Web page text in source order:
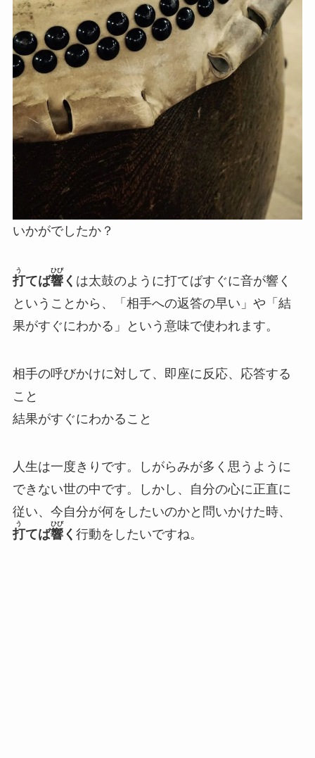
いかがでしたか？
打
う
てば響
ひび
く は太鼓のように打てばすぐに音が響く
ということから、「相手への返答の早い」や「結
果がすぐにわかる」という意味で使われます。
相手の呼びかけに対して、即座に反応、応答する
こと
結果がすぐにわかること
人生は一度きりです。しがらみが多く思うように
できない世の中です。しかし、自分の心に正直に
従い、今自分が何をしたいのかと問いかけた時、
打
う
てば響
ひび
く 行動をしたいですね。